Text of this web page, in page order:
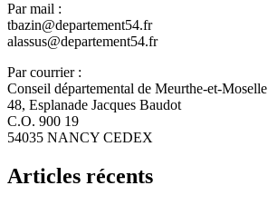
Par mail :
tbazin@departement54.fr
alassus@departement54.fr
Par courrier :
Conseil départemental de Meurthe-et-Moselle
48, Esplanade Jacques Baudot
C.O. 900 19
54035 NANCY CEDEX
Articles récents